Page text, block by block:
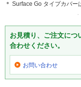
＊ Surface Go タイプカバー
お見積り、ご注文につ
合わせください。
お問い合わせ